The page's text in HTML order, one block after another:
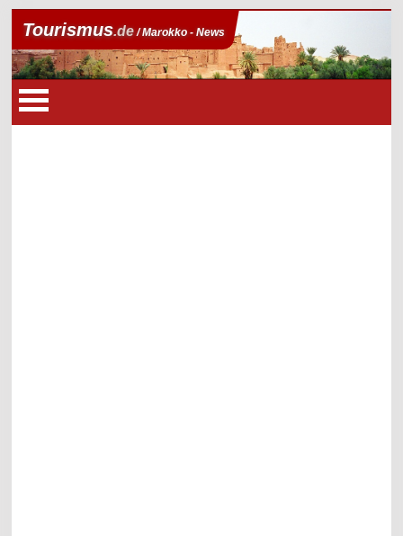
Tourismus.de/ Marokko - News